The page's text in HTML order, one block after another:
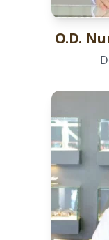
O.D.